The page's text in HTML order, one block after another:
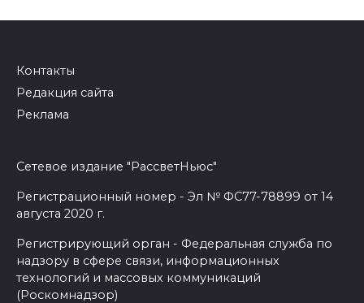
Контакты
Редакция сайта
Реклама
Сетевое издание "РассветНьюс"
Регистрационный номер - Эл № ФС77-78899 от 14
августа 2020 г.
Регистрирующий орган - Федеральная служба по
надзору в сфере связи, информационных
технологий и массовых коммуникаций
(Роскомнадзор)